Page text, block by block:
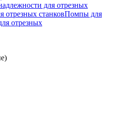
для отрезных
отрезных станковПомпы для
отрезных